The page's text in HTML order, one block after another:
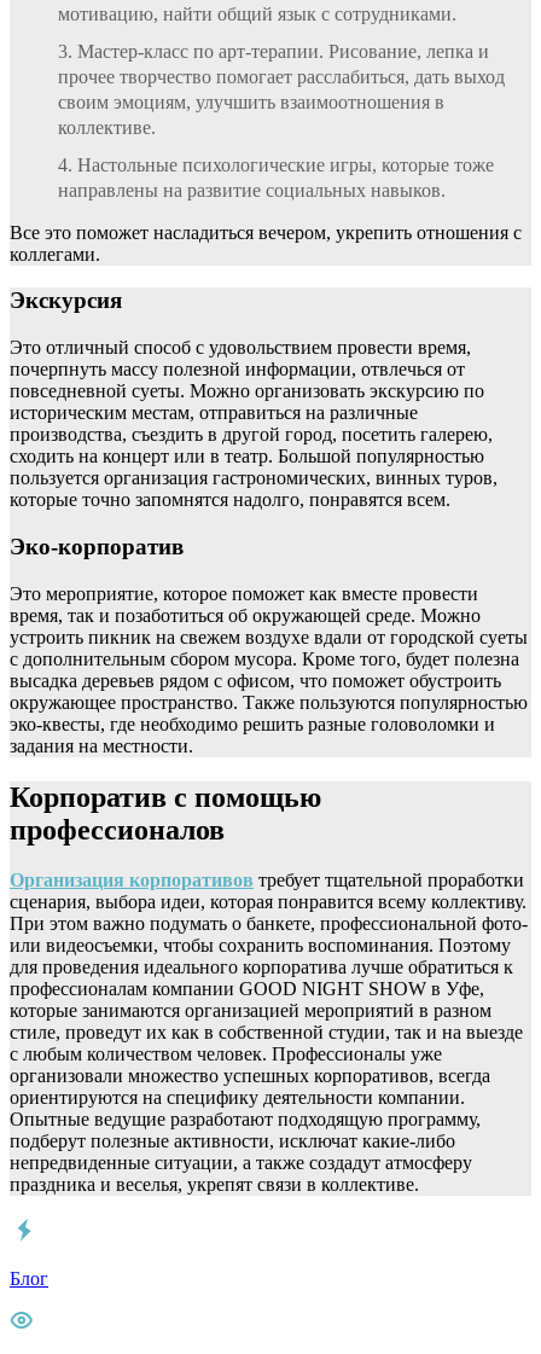
мотивацию, найти общий язык с сотрудниками.
Мастер-класс по арт-терапии. Рисование, лепка и
прочее творчество помогает расслабиться, дать выход
своим эмоциям, улучшить взаимоотношения в
коллективе.
Настольные психологические игры, которые тоже
направлены на развитие социальных навыков.
Все это поможет насладиться вечером, укрепить отношения с
коллегами.
Экскурсия
Это отличный способ с удовольствием провести время,
почерпнуть массу полезной информации, отвлечься от
повседневной суеты. Можно организовать экскурсию по
историческим местам, отправиться на различные
производства, съездить в другой город, посетить галерею,
сходить на концерт или в театр. Большой популярностью
пользуется организация гастрономических, винных туров,
которые точно запомнятся надолго, понравятся всем.
Эко-корпоратив
Это мероприятие, которое поможет как вместе провести
время, так и позаботиться об окружающей среде. Можно
устроить пикник на свежем воздухе вдали от городской суеты
с дополнительным сбором мусора. Кроме того, будет полезна
высадка деревьев рядом с офисом, что поможет обустроить
окружающее пространство. Также пользуются популярностью
эко-квесты, где необходимо решить разные головоломки и
задания на местности.
Корпоратив с помощью
профессионалов
Организация корпоративов требует тщательной проработки
сценария, выбора идеи, которая понравится всему коллективу.
При этом важно подумать о банкете, профессиональной фото-
или видеосъемки, чтобы сохранить воспоминания. Поэтому
для проведения идеального корпоратива лучше обратиться к
профессионалам компании GOOD NIGHT SHOW в Уфе,
которые занимаются организацией мероприятий в разном
стиле, проведут их как в собственной студии, так и на выезде
с любым количеством человек. Профессионалы уже
организовали множество успешных корпоративов, всегда
ориентируются на специфику деятельности компании.
Опытные ведущие разработают подходящую программу,
подберут полезные активности, исключат какие-либо
непредвиденные ситуации, а также создадут атмосферу
праздника и веселья, укрепят связи в коллективе.
Блог